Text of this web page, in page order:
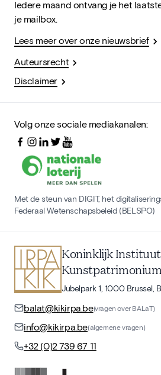
Iedere maand ontvang je het
je mailbox.
Lees meer over onze nieuwsbrief
Auteursrecht
Disclaimer
Volg onze sociale mediakanalen:
Met de steun van DIGIT, het
Federaal Wetenschapsbeleid (BELSPO)
Koninklijk
Kunstpatrimonium
Jubelpark 1, 1000 Brussel,
balat@kikirpa.be(vragen over BALaT)
info@kikirpa.be(algemene vragen)
+32 (0)2 739 67 11